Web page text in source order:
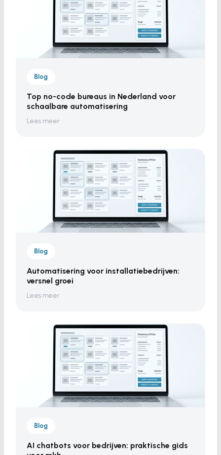
Blog
Top no-code bureaus in Nederland voor
schaalbare automatisering
Lees meer
Blog
Automatisering voor installatiebedrijven:
versnel groei
Lees meer
Blog
AI chatbots voor bedrijven: praktische gids